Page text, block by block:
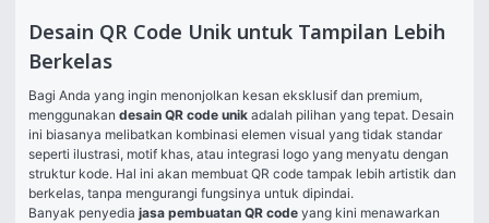
Desain QR Code Unik untuk Tampilan Lebih
Berkelas
Bagi Anda yang ingin menonjolkan kesan eksklusif dan premium,
menggunakan desain QR code unik adalah pilihan yang tepat. Desain
ini biasanya melibatkan kombinasi elemen visual yang tidak standar
seperti ilustrasi, motif khas, atau integrasi logo yang menyatu dengan
struktur kode. Hal ini akan membuat QR code tampak lebih artistik dan
berkelas, tanpa mengurangi fungsinya untuk dipindai.
Banyak penyedia jasa pembuatan QR code yang kini menawarkan